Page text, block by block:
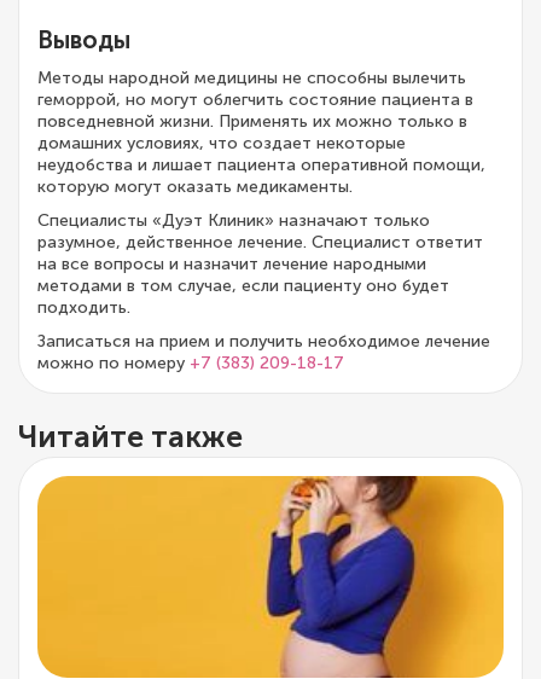
Выводы
Методы народной медицины не способны вылечить
геморрой, но могут облегчить состояние пациента в
повседневной жизни. Применять их можно только в
домашних условиях, что создает некоторые
неудобства и лишает пациента оперативной помощи,
которую могут оказать медикаменты.
Специалисты «Дуэт Клиник» назначают только
разумное, действенное лечение. Специалист ответит
на все вопросы и назначит лечение народными
методами в том случае, если пациенту оно будет
подходить.
Записаться на прием и получить необходимое лечение
можно по номеру +7 (383) 209-18-17
Читайте также